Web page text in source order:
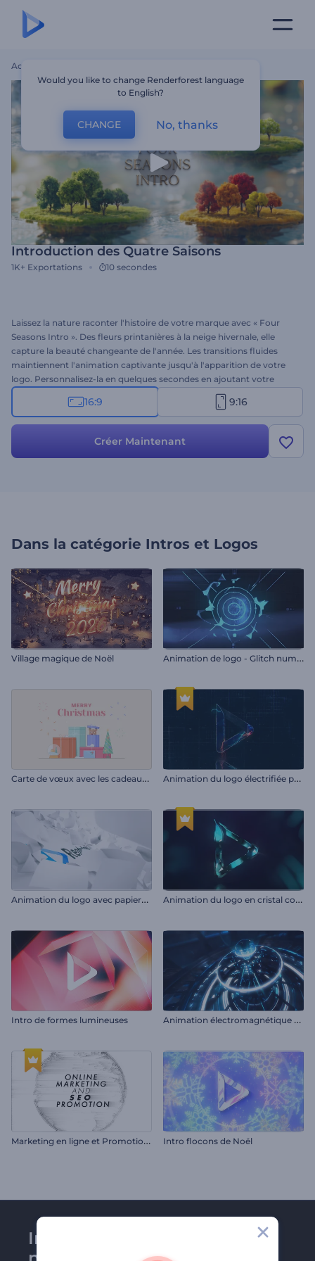
Accueil
Introduction des Quatre Saisons
1K+ Exportations 10 secondes
Laissez la nature raconter l'histoire de votre marque avec « Four
Seasons Intro ». Des fleurs printanières à la neige hivernale, elle
capture la beauté changeante de l'année. Les transitions fluides
maintiennent l'animation captivante jusqu'à l'apparition de votre
logo. Personnalisez-la en quelques secondes en ajoutant votre
logo, un message et une musique. Idéal pour la météo, les
présentations sur la nature, l'écologie, le climat, les voyages et plus
16:9 9:16
Créer Maintenant
Dans la catégorie Intros et Logos
Village magique de Noël A
nimation de logo - Glitch numérique
C
arte de vœux avec les cadeaux de Noël A
nimation du logo électrifiée pour les jeux vidéo
A
nimation du logo avec papiers volants A
nimation du logo en cristal coloré
Intro de formes lumineuses A
nimation électromagnétique du logo
M
arketing en ligne et Promotion SEO Intro flocons de Noël
Inscrivez-vous à la
Would you like to change Renderforest language
to English?
CHANGE No, thanks